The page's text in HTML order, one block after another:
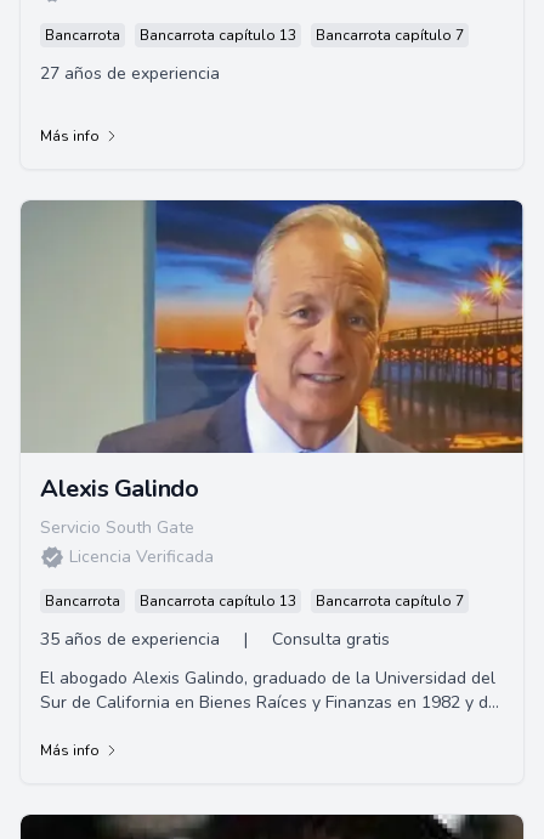
Bancarrota Bancarrota capítulo 13 Bancarrota capítulo 7
27 años de experiencia
Más info
Alexis Galindo
Servicio South Gate
Licencia Verificada
Bancarrota Bancarrota capítulo 13 Bancarrota capítulo 7
35 años de experiencia |
Consulta gratis
El abogado Alexis Galindo, graduado de la Universidad del
Sur de California en Bienes Raíces y Finanzas en 1982 y de
1985. Es corredor de bienes raíces en California por más de
Personales, ofrece representación legal en accidentes
Más info